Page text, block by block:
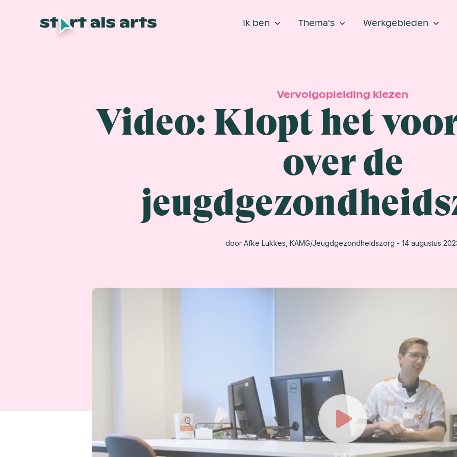
Ik ben Thema's Werkgebieden
Vervolgopleiding kiezen
Video: Klopt het
over de
door Afke Lukkes, KAMG/Jeugdgezondheidszorg - 14 augustus
Play